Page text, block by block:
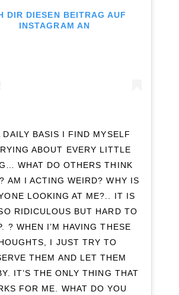
DIR DIESEN BEITRAG AUF
INSTAGRAM AN
DAILY BASIS I FIND MYSELF
ABOUT EVERY LITTLE
WHAT DO OTHERS THINK
AM I ACTING WEIRD? WHY IS
LOOKING AT ME?.. IT IS
RIDICULOUS BUT HARD TO
? WHEN I’M HAVING THESE
I JUST TRY TO
THEM AND LET THEM
IT’S THE ONLY THING THAT
FOR ME. WHAT DO YOU